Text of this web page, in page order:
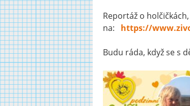
Reportáž o
na:
https://
Budu ráda, když se s